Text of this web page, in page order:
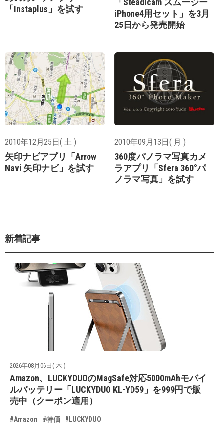
「Instaplus」を試す
「Steadicam スムージー
iPhone4用セット」を3月
25日から発売開始
2010年12月25日( 土 )
矢印ナビアプリ「Arrow
Navi 矢印ナビ」を試す
2010年09月13日( 月 )
360度パノラマ写真カメ
ラアプリ「Sfera 360°パ
ノラマ写真」を試す
新着記事
2026年08月06日( 木 )
Amazon、LUCKYDUOのMagSafe対応5000mAhモバイ
ルバッテリー「LUCKYDUO KL-YD59」を999円で販
売中（クーポン適用）
#Amazon #特価 #LUCKYDUO